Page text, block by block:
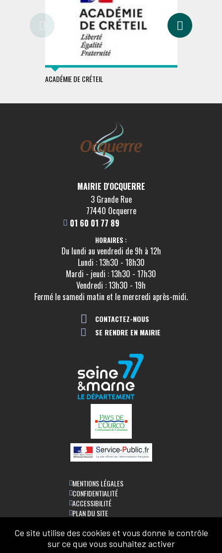
ACADÉMIE DE CRÉTEIL
MAIRIE D'OCQUERRE
3 Grande Rue
77440 Ocquerre
01 60 01 77 89
HORAIRES :
Du lundi au vendredi de 9h à 12h
Lundi : 13h30 - 18h30
Mardi - jeudi : 13h30 - 17h30
Vendredi : 13h30 - 19h
Fermé le samedi matin et le mercredi après-midi.
CONTACTEZ-NOUS
SE RENDRE EN MAIRIE
MENTIONS LÉGALES
CONFIDENTIALITÉ
ACCESSIBILITÉ
PLAN DU SITE
LETTRE D'INFORMATION
Ce site utilise des cookies et vous donne le contrôle
sur ce que vous souhaitez activer